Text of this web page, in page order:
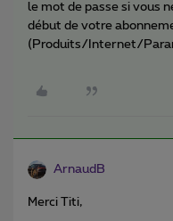
le mot de passe si vous
début de votre
(Produits/Internet/
ArnaudB
Merci Titi,